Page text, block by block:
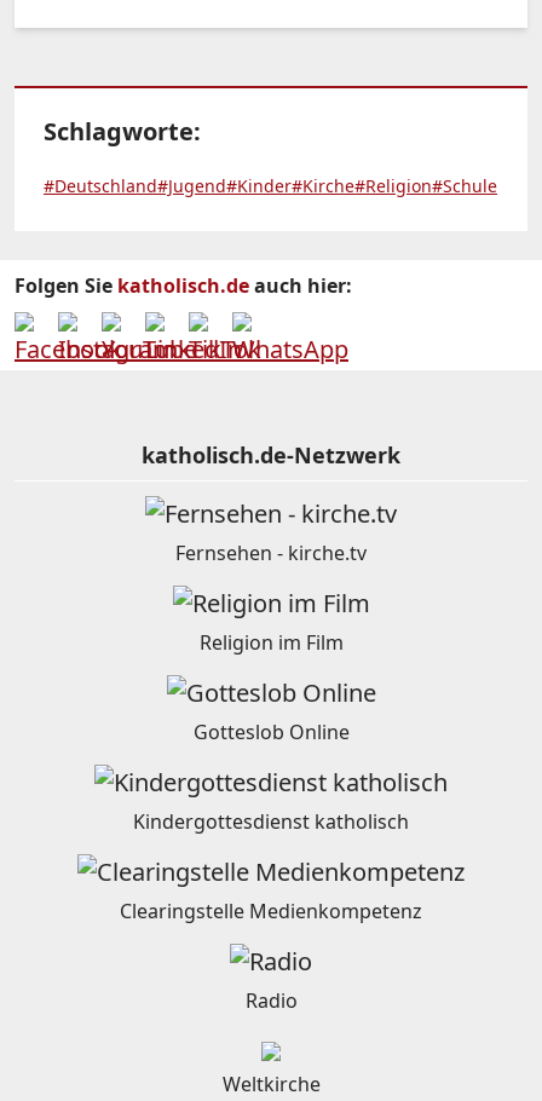
Schlagworte:
#Deutschland#Jugend#Kinder#Kirche#Religion#Schule
Folgen Sie katholisch.deauch hier:
katholisch.de-Netzwerk
Fernsehen - kirche.tv
Religion im Film
Gotteslob Online
Kindergottesdienst katholisch
Clearingstelle Medienkompetenz
Radio
Weltkirche